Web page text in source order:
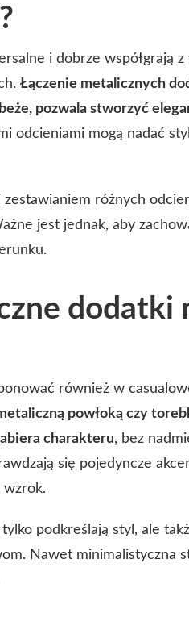
i dobrze współgrają
Łączenie metalicznych
pozwala stworzyć
odcieniami mogą nadać
różnych
jest jednak, aby
dodatki
również w
powłoką czy
charakteru, bez
się pojedyncze
wzrok.
podkreślają styl, ale
Nawet minimalistyczna